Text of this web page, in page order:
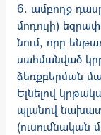
6. ամբողջ
մոդուլի)
նում, որը
սահ­ման­ված
ձեռքբերման
Ելնելով
պլանով
(ուսում­նական